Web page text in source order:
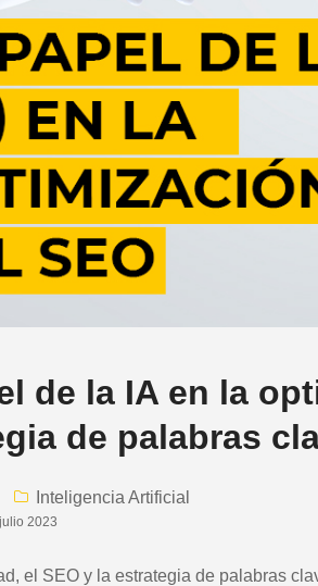
de la IA en la
de palabras
Inteligencia Artificial
2023
el SEO y la estrategia de palabras